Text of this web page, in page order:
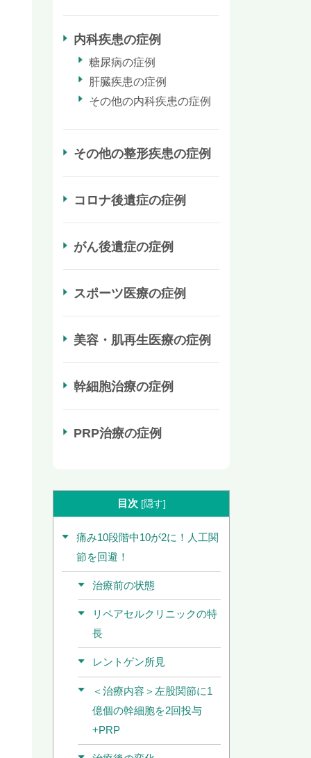
内科疾患の症例
糖尿病の症例
肝臓疾患の症例
その他の内科疾患の症例
その他の整形疾患の症例
コロナ後遺症の症例
がん後遺症の症例
スポーツ医療の症例
美容・肌再生医療の症例
幹細胞治療の症例
PRP治療の症例
目次 [隠す]
痛み10段階中10が2に！人工関
節を回避！
治療前の状態
リペアセルクリニックの特
長
レントゲン所見
＜治療内容＞左股関節に1
億個の幹細胞を2回投与
+PRP